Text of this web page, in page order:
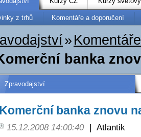
z trhů Komentáře a doporučení
»
banka
Zpravodajství
Komerční banka znovu
15.12.2008 14:00:40 | Atlantik